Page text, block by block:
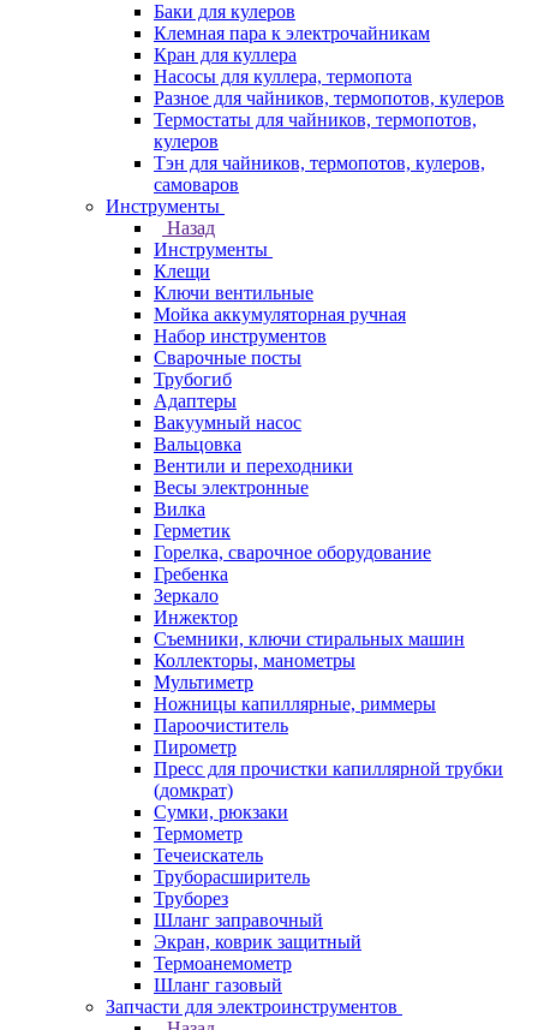
Баки для кулеров
Клемная пара к электрочайникам
Кран для куллера
Насосы для куллера, термопота
Разное для чайников, термопотов, кулеров
Термостаты для чайников, термопотов,
кулеров
Тэн для чайников, термопотов, кулеров,
самоваров
Инструменты
Назад
Инструменты
Клещи
Ключи вентильные
Мойка аккумуляторная ручная
Набор инструментов
Сварочные посты
Трубогиб
Aдаптеры
Вакуумный насос
Вальцовка
Вентили и переходники
Весы электронные
Вилка
Герметик
Горелка, сварочное оборудование
Гребенка
Зеркало
Инжектор
Съемники, ключи стиральных машин
Коллекторы, манометры
Мультиметр
Ножницы капиллярные, риммеры
Пароочиститель
Пирометр
Пресс для прочистки капиллярной трубки
(домкрат)
Сумки, рюкзаки
Термометр
Течеискатель
Труборасширитель
Труборез
Шланг заправочный
Экран, коврик защитный
Термоанемометр
Шланг газовый
Запчасти для электроинструментов